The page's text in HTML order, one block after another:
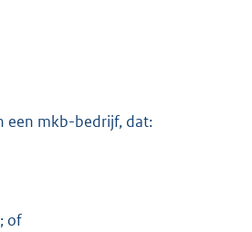
een mkb-bedrijf, dat:
of